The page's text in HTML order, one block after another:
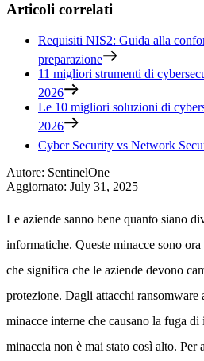
Articoli correlati
Requisiti NIS2: Guida alla
preparazione
11 migliori strumenti di
2026
Le 10 migliori soluzioni di
2026
Cyber Security vs Network
Autore: SentinelOne
Aggiornato: July 31, 2025
Le aziende sanno bene quanto siano
informatiche. Queste minacce sono
che significa che le aziende devono
protezione. Dagli attacchi ransomware
minacce interne che causano la fuga
minaccia non è mai stato così alto. Per